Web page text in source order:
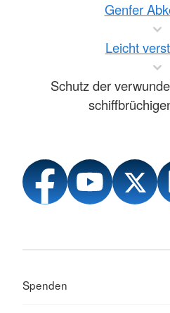
Genfer
Leicht
Schutz der
Spenden